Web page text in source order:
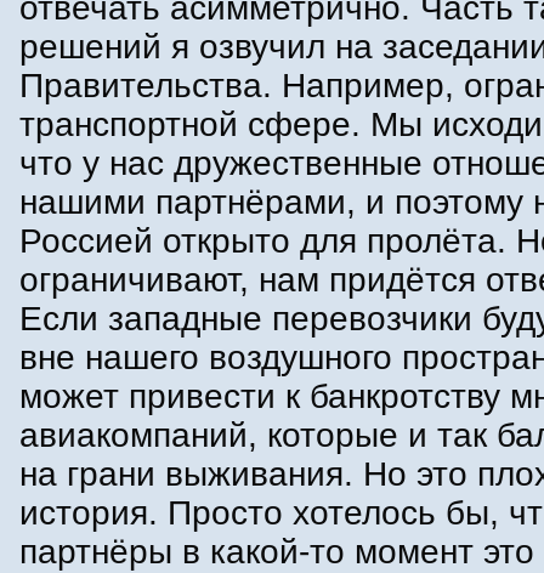
отвечать асимметрично. Часть
решений я озвучил на
Правительства. Например,
транспортной сфере. Мы
что у нас дружественные
нашими партнёрами, и поэтому
Россией открыто для пролёта.
ограничивают, нам придётся
Если западные перевозчики
вне нашего воздушного
может привести к банкротству
авиакомпаний, которые и так
на грани выживания. Но это
история. Просто хотелось бы,
партнёры в какой-то момент